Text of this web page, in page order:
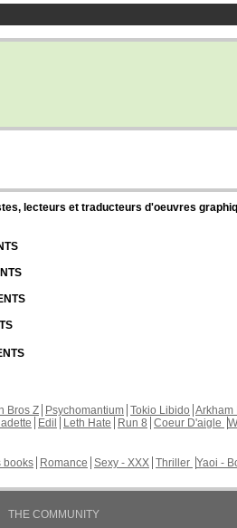
lecteurs et traducteurs d'oeuvres
Bros Z Psychomantium Tokio Libido Arkham
Edil Leth Hate Run 8 Coeur D'aigle
books Romance Sexy - XXX Thriller Yaoi -
THE COMMUNITY